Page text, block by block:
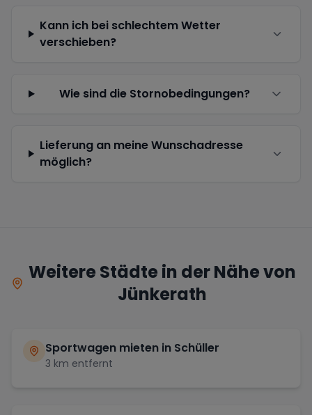
Kann ich bei schlechtem Wetter
verschieben?
Wie sind die Stornobedingungen?
Lieferung an meine Wunschadresse
möglich?
Weitere Städte in der Nähe von
Jünkerath
Sportwagen mieten in Schüller
3 km entfernt